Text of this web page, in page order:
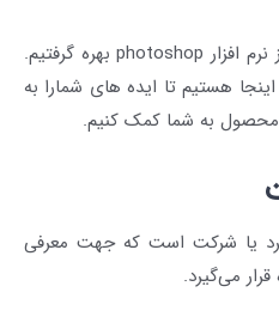
در طراحی این کارت ویزیت ما از نرم افزار photoshop بهره گرفتیم.
هستیم تا ایده های شمارا به
محصول به شما کمک کنیم.
یا شرکت است که جهت معرفی
می‌گیرد.